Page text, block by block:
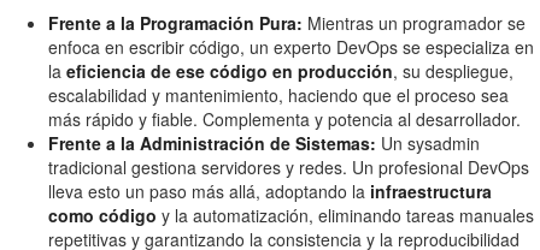
Frente a la Programación Pura: Mientras un programador se
enfoca en escribir código, un experto DevOps se especializa en
la eficiencia de ese código en producción, su despliegue,
escalabilidad y mantenimiento, haciendo que el proceso sea
más rápido y fiable. Complementa y potencia al desarrollador.
Frente a la Administración de Sistemas: Un sysadmin
tradicional gestiona servidores y redes. Un profesional DevOps
lleva esto un paso más allá, adoptando la infraestructura
como código y la automatización, eliminando tareas manuales
repetitivas y garantizando la consistencia y la reproducibilidad